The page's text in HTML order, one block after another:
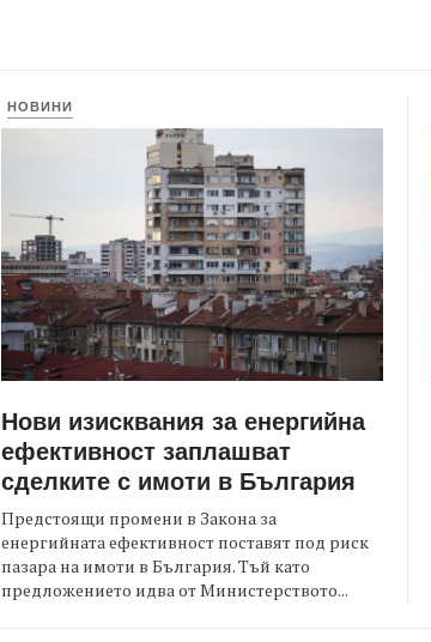
НОВИНИ
Нови изисквания за енергийна
ефективност заплашват
сделките с имоти в България
Предстоящи промени в Закона за
енергийната ефективност поставят под риск
пазара на имоти в България. Тъй като
предложението идва от Министерството...